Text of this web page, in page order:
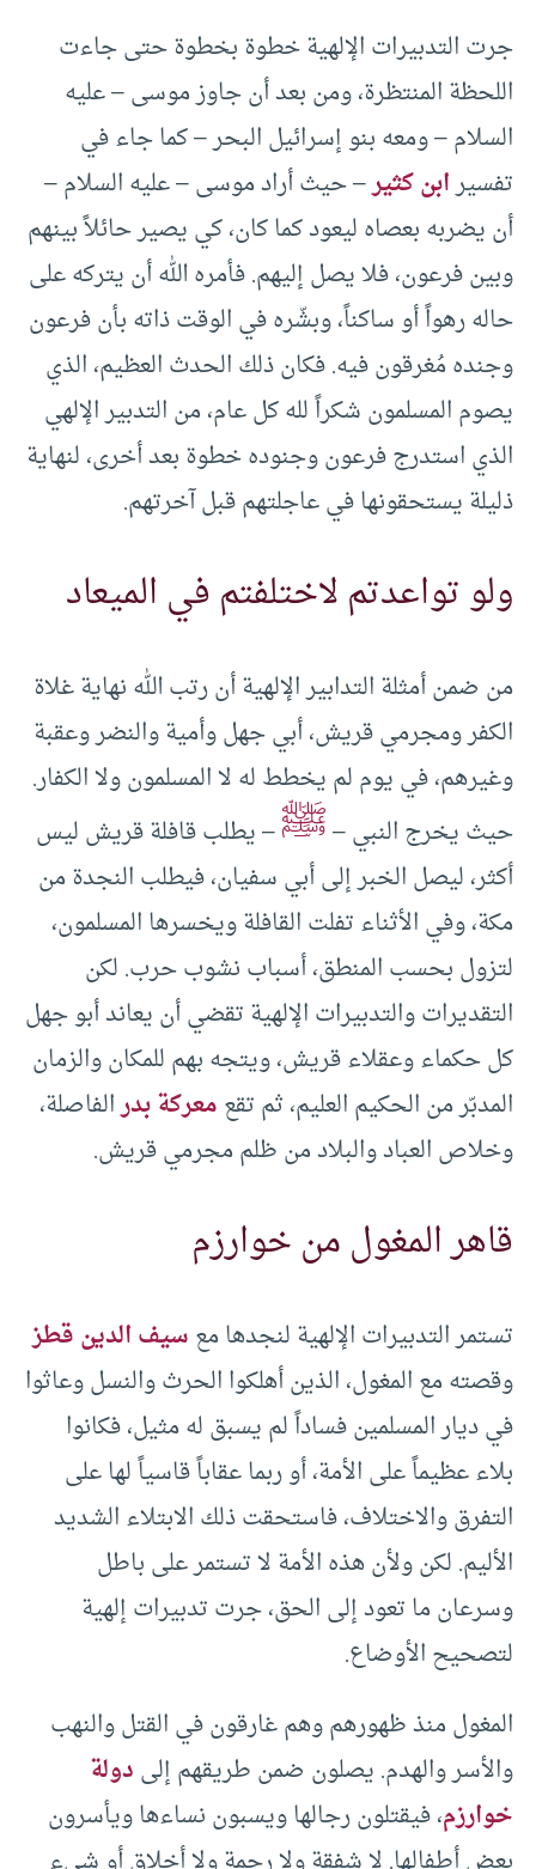
جرت التدبيرات الإلهية خطوة بخطوة حتى جاءت
اللحظة المنتظرة، ومن بعد أن جاوز موسى – عليه
السلام – ومعه بنو إسرائيل البحر – كما جاء في
تفسيرابن كثير– حيث أراد موسى – عليه السلام –
أن يضربه بعصاه ليعود كما كان، كي يصير حائلاً بينهم
وبين فرعون، فلا يصل إليهم. فأمره الله أن يتركه على
حاله رهواً أو ساكناً، وبشّره في الوقت ذاته بأن فرعون
وجنده مُغرقون فيه. فكان ذلك الحدث العظيم، الذي
يصوم المسلمون شكراً لله كل عام، من التدبير الإلهي
الذي استدرج فرعون وجنوده خطوة بعد أخرى، لنهاية
ذليلة يستحقونها في عاجلتهم قبل آخرتهم.
ولو تواعدتم لاختلفتم في الميعاد
من ضمن أمثلة التدابير الإلهية أن رتب الله نهاية غلاة
الكفر ومجرمي قريش، أبي جهل وأمية والنضر وعقبة
وغيرهم، في يوم لم يخطط له لا المسلمون ولا الكفار.
حيث يخرج النبي –ﷺ– يطلب قافلة قريش ليس
أكثر، ليصل الخبر إلى أبي سفيان، فيطلب النجدة من
مكة، وفي الأثناء تفلت القافلة ويخسرها المسلمون،
لتزول بحسب المنطق، أسباب نشوب حرب. لكن
التقديرات والتدبيرات الإلهية تقضي أن يعاند أبو جهل
كل حكماء وعقلاء قريش، ويتجه بهم للمكان والزمان
المدبّر من الحكيم العليم، ثم تقعمعركة بدرالفاصلة،
وخلاص العباد والبلاد من ظلم مجرمي قريش.
قاهر المغول من خوارزم
تستمر التدبيرات الإلهية لنجدها معسيف الدين قطز
وقصته مع المغول، الذين أهلكوا الحرث والنسل وعاثوا
في ديار المسلمين فساداً لم يسبق له مثيل، فكانوا
بلاء عظيماً على الأمة، أو ربما عقاباً قاسياً لها على
التفرق والاختلاف، فاستحقت ذلك الابتلاء الشديد
الأليم. لكن ولأن هذه الأمة لا تستمر على باطل
وسرعان ما تعود إلى الحق، جرت تدبيرات إلهية
لتصحيح الأوضاع.
المغول منذ ظهورهم وهم غارقون في القتل والنهب
والأسر والهدم. يصلون ضمن طريقهم إلىدولة
خوارزم، فيقتلون رجالها ويسبون نساءها ويأسرون